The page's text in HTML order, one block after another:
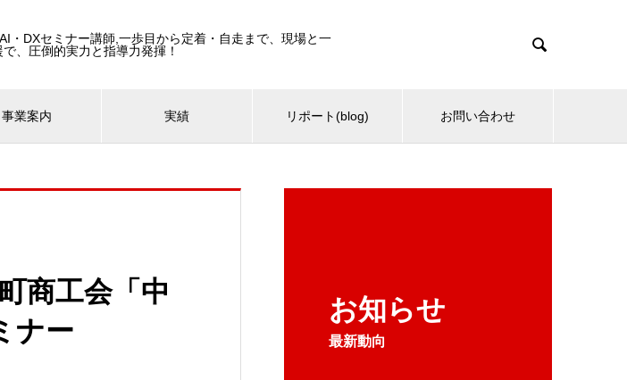
DXセミナー講師,一歩目から定着・自走まで、現場と一
、圧倒的実力と指導力発揮！

事業案内 実績 リポート(blog) お問い合わせ
お知らせ
最新動向
商工会「中
ナー